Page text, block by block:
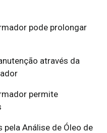
pode prolongar
através da
permite
Análise de Óleo de